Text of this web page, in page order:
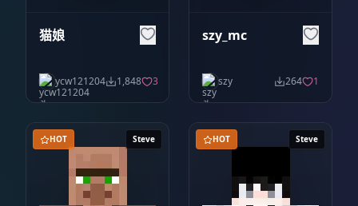
猫娘
ycw121204 1,848 3
szy_mc
szy 264 1
Steve
HOT Steve
HOT